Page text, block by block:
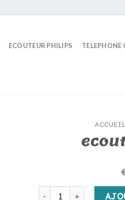
ECOUTEUR PHILIPS TELEPHONE
ACCUEIL
quantité de ecouteur